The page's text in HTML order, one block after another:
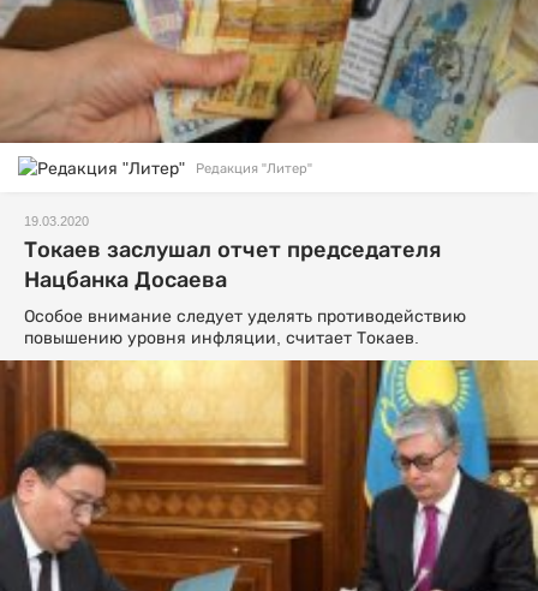
Редакция "Литер"
19.03.2020
Токаев заслушал отчет председателя
Нацбанка Досаева
Особое внимание следует уделять противодействию
повышению уровня инфляции, считает Токаев.